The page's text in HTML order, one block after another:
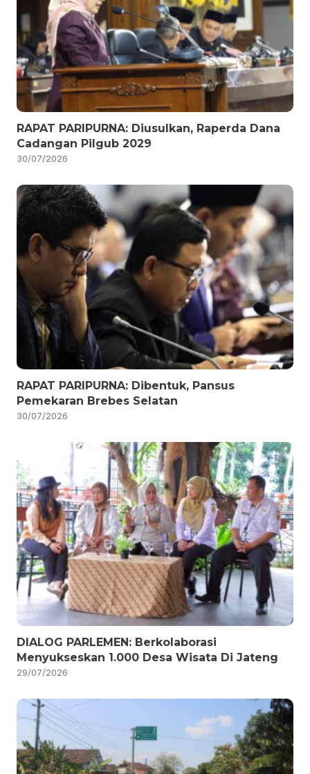
RAPAT PARIPURNA: Diusulkan, Raperda Dana
Cadangan Pilgub 2029
30/07/2026
RAPAT PARIPURNA: Dibentuk, Pansus
Pemekaran Brebes Selatan
30/07/2026
DIALOG PARLEMEN: Berkolaborasi
Menyukseskan 1.000 Desa Wisata Di Jateng
29/07/2026